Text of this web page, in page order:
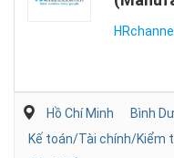
Hồ Chí Minh Bình
Kế toán/Tài chính/Kiểm